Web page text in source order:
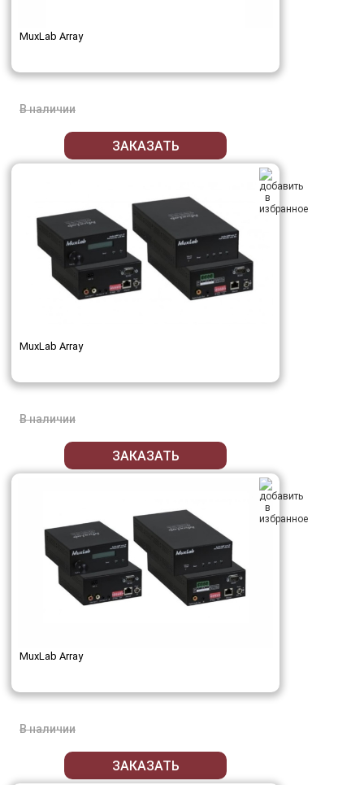
MuxLab Array
В наличии
ЗАКАЗАТЬ
MuxLab Array
В наличии
ЗАКАЗАТЬ
MuxLab Array
В наличии
ЗАКАЗАТЬ